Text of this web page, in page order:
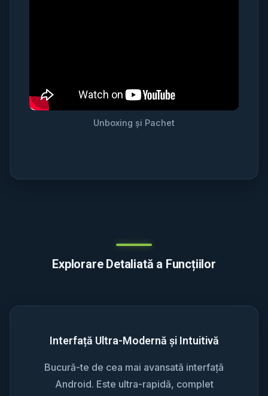
Unboxing și Pachet
Explorare Detaliată a Funcțiilor
Interfață Ultra-Modernă și Intuitivă
Bucură-te de cea mai avansată interfață
Android. Este ultra-rapidă, complet